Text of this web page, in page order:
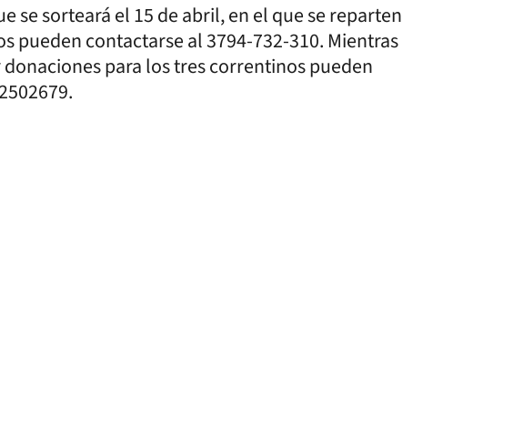
se sorteará el 15 de abril, en el que se reparten
pueden contactarse al 3794-732-310. Mientras
para los tres correntinos pueden